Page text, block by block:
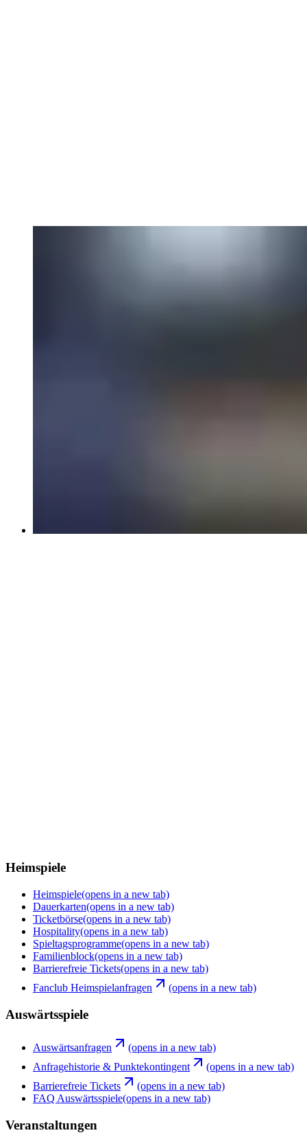
Heimspiele
Heimspiele(opens in a new tab)
Dauerkarten(opens in a new tab)
Ticketbörse(opens in a new tab)
Hospitality(opens in a new tab)
Spieltagsprogramme(opens in a new tab)
Familienblock(opens in a new tab)
Barrierefreie Tickets(opens in a new tab)
Fanclub Heimspielanfragen
(opens in a new tab)
Auswärtsspiele
Auswärtsanfragen
(opens in a new tab)
Anfragehistorie & Punktekontingent
(opens in a new tab)
Barrierefreie Tickets
(opens in a new tab)
FAQ Auswärtsspiele(opens in a new tab)
Veranstaltungen